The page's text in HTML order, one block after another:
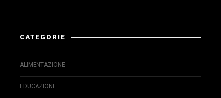
CATEGORIE
ALIMENTAZIONE
EDUCAZIONE